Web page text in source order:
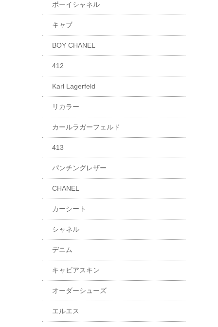
ボーイシャネル
キャブ
BOY CHANEL
412
Karl Lagerfeld
リカラー
カールラガーフェルド
413
パンチングレザー
CHANEL
カーシート
シャネル
デニム
キャビアスキン
オーダーシューズ
エルエス